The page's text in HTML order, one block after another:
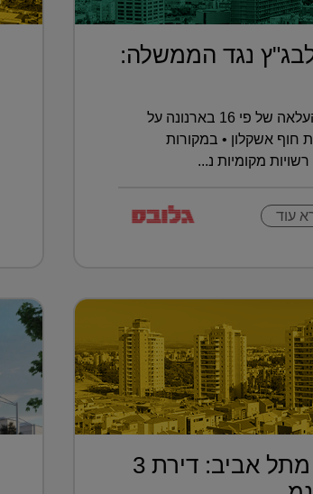
נגד הממשלה:
העתירה הוגשה בעקבות העלאה של פי 16 בארנונה על
חוף אשקלון • במקורות
מקומיות נ...
עוד
בחמישית מחיר מתל אביב: דירת 3